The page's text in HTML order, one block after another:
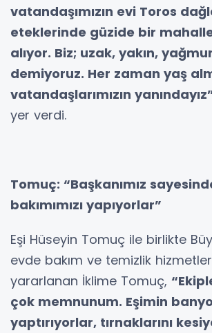
vatandaşımızın evi Toros
eteklerinde güzide bir
alıyor. Biz; uzak, yakın,
demiyoruz. Her zaman yaş
vatandaşlarımızın
yer verdi.
Tomuç: “Başkanımız
bakımımızı yapıyorlar”
Eşi Hüseyin Tomuç ile birlikte
evde bakım ve temizlik
yararlanan İklime Tomuç,
çok memnunum. Eşimin
yaptırıyorlar, tırnaklarını